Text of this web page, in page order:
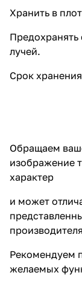
Хранить в
Предохранять
лучей.
Срок
Обращаем
изображение
характер
и может
Рекомендуем
желаемых